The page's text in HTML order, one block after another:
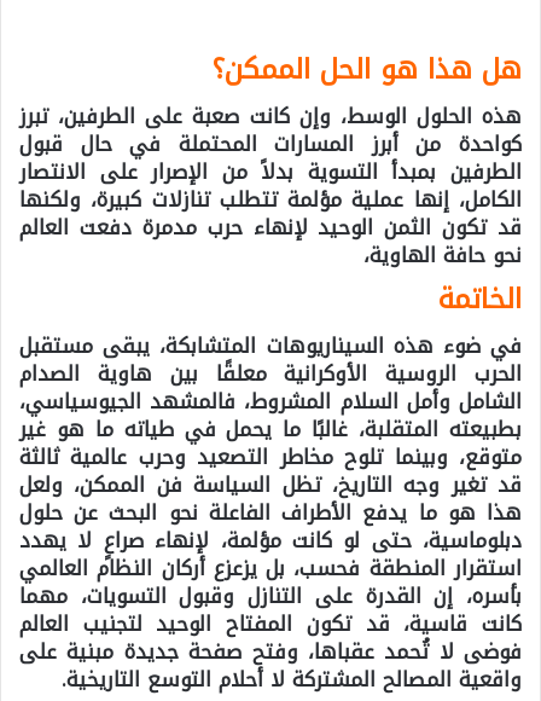
هل هذا هو الحل الممكن؟
هذه الحلول الوسط، وإن كانت صعبة على الطرفين، تبرز
كواحدة من أبرز المسارات المحتملة في حال قبول
الطرفين بمبدأ التسوية بدلاً من الإصرار على الانتصار
الكامل، إنها عملية مؤلمة تتطلب تنازلات كبيرة، ولكنها
قد تكون الثمن الوحيد لإنهاء حرب مدمرة دفعت العالم
نحو حافة الهاوية،
الخاتمة
في ضوء هذه السيناريوهات المتشابكة، يبقى مستقبل
الحرب الروسية الأوكرانية معلقًا بين هاوية الصدام
الشامل وأمل السلام المشروط، فالمشهد الجيوسياسي،
بطبيعته المتقلبة، غالبًا ما يحمل في طياته ما هو غير
متوقع، وبينما تلوح مخاطر التصعيد وحرب عالمية ثالثة
قد تغير وجه التاريخ، تظل السياسة فن الممكن، ولعل
هذا هو ما يدفع الأطراف الفاعلة نحو البحث عن حلول
دبلوماسية، حتى لو كانت مؤلمة، لإنهاء صراعٍ لا يهدد
استقرار المنطقة فحسب، بل يزعزع أركان النظام العالمي
بأسره، إن القدرة على التنازل وقبول التسويات، مهما
كانت قاسية، قد تكون المفتاح الوحيد لتجنيب العالم
فوضى لا تُحمد عقباها، وفتح صفحة جديدة مبنية على
واقعية المصالح المشتركة لا أحلام التوسع التاريخية.